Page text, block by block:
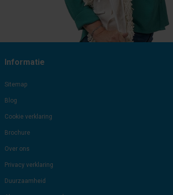
Informatie
Sitemap
Blog
Cookie verklaring
Brochure
Over ons
Privacy verklaring
Duurzaamheid